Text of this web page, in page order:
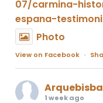
07/carmina-
espana-
Photo
View on Facebook ·
1 week ago